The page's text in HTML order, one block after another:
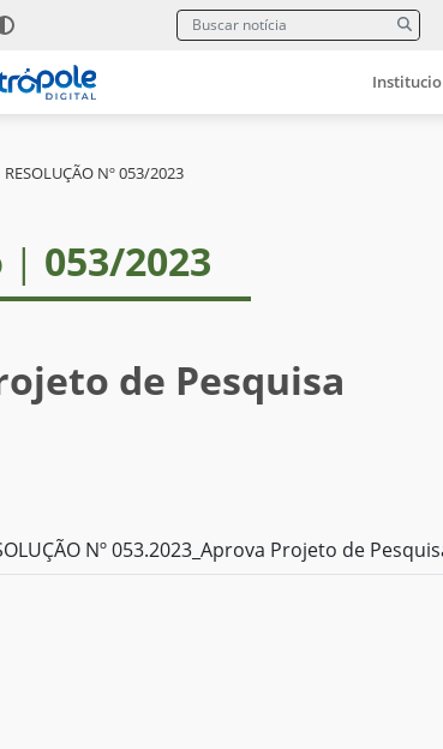
RESOLUÇÃO Nº 053/2023
| 053/2023
de Pesquisa
Nº 053.2023_Aprova Projeto de